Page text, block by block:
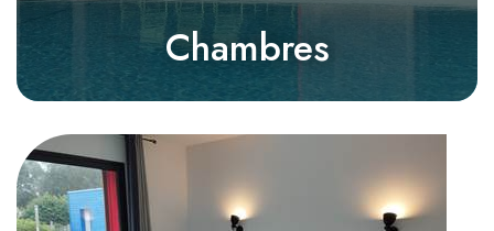
Chambres